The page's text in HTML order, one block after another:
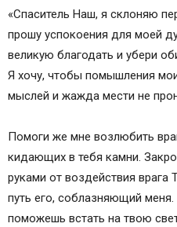
Молитва об обидчиках на
Полезное видео: молитва о
Вывод
«Спаситель Наш, я склоняю
прошу успокоения для моей
великую благодать и убери
Я хочу, чтобы помышления
мыслей и жажда мести не
Помоги же мне возлюбить
кидающих в тебя камни.
руками от воздействия врага
путь его, соблазняющий
поможешь встать на твою